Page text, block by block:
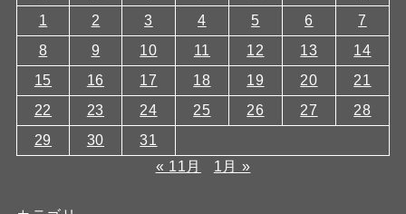
1
2 3 4 5 6
7
8
9 10 11 12 13
14
15
16 17 18 19 20
21
22
23 24 25 26 27
28
29
30
31
« 11月
1月 »